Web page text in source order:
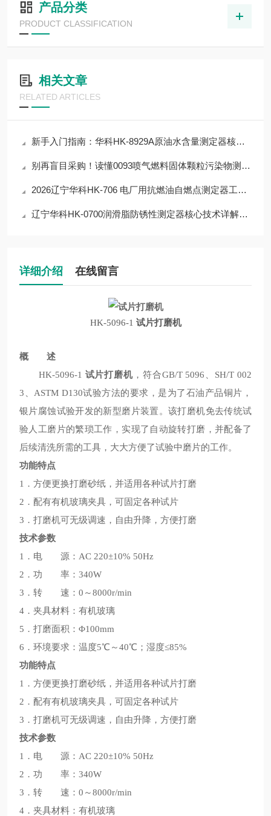
产品分类
PRODUCT CLASSIFICATION
相关文章
RELATED ARTICLES
新手入门指南：华科HK-8929A原油水含量测定器核心参数解读，快速上手不踩雷
别再盲目采购！读懂0093喷气燃料固体颗粒污染物测定器核心参数，选对仪器
2026辽宁华科HK-706 电厂用抗燃油自燃点测定器工作原理
辽宁华科HK-0700润滑脂防锈性测定器核心技术详解，杜绝检测误差
详细介绍 在线留言
HK-5096-1 试片打磨机
概 述
HK-5096-1 试片打磨机，符合GB/T 5096、SH/T 002
3、ASTM D130试验方法的要求，是为了石油产品铜片，
银片腐蚀试验开发的新型磨片装置。该打磨机免去传统试
验人工磨片的繁琐工作，实现了自动旋转打磨，并配备了
后续清洗所需的工具，大大方便了试验中磨片的工作。
功能特点
1．方便更换打磨砂纸，并适用各种试片打磨
2．配有有机玻璃夹具，可固定各种试片
3．打磨机可无级调速，自由升降，方便打磨
技术参数
1．电 源：AC 220±10% 50Hz
2．功 率：340W
3．转 速：0～8000r/min
4．夹具材料：有机玻璃
5．打磨面积：Φ100mm
6．环境要求：温度5℃～40℃；湿度≤85%
功能特点
1．方便更换打磨砂纸，并适用各种试片打磨
2．配有有机玻璃夹具，可固定各种试片
3．打磨机可无级调速，自由升降，方便打磨
技术参数
1．电 源：AC 220±10% 50Hz
2．功 率：340W
3．转 速：0～8000r/min
4．夹具材料：有机玻璃